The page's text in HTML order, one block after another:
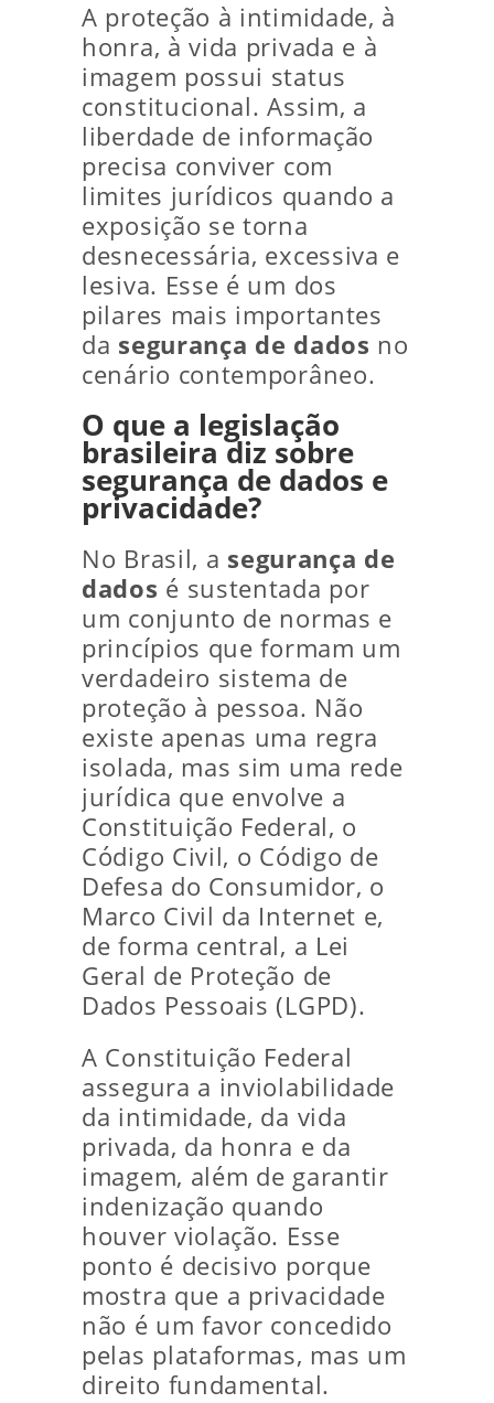
A proteção à intimidade, à
honra, à vida privada e à
imagem possui status
constitucional. Assim, a
liberdade de informação
precisa conviver com
limites jurídicos quando a
exposição se torna
desnecessária, excessiva e
lesiva. Esse é um dos
pilares mais importantes
da segurança de dados no
cenário contemporâneo.
O que a legislação
brasileira diz sobre
segurança de dados e
privacidade?
No Brasil, a segurança de
dados é sustentada por
um conjunto de normas e
princípios que formam um
verdadeiro sistema de
proteção à pessoa. Não
existe apenas uma regra
isolada, mas sim uma rede
jurídica que envolve a
Constituição Federal, o
Código Civil, o Código de
Defesa do Consumidor, o
Marco Civil da Internet e,
de forma central, a Lei
Geral de Proteção de
Dados Pessoais (LGPD).
A Constituição Federal
assegura a inviolabilidade
da intimidade, da vida
privada, da honra e da
imagem, além de garantir
indenização quando
houver violação. Esse
ponto é decisivo porque
mostra que a privacidade
não é um favor concedido
pelas plataformas, mas um
direito fundamental.